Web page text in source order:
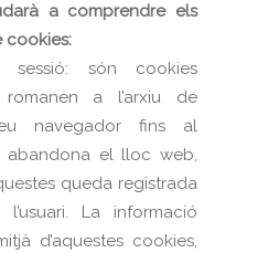
a comprendre els
cookies:
sessió: són cookies
a l’arxiu de
navegador fins al
abandona el lloc web,
queda registrada
La informació
d’aquestes cookies,